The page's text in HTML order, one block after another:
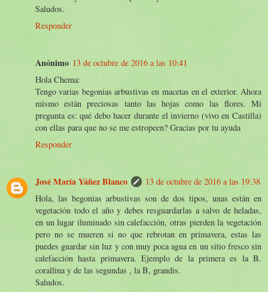
Saludos.
Responder
Anónimo 13 de octubre de 2016 a las 10:41
Hola Chema:
Tengo varias begonias arbustivas en macetas en el exterior. Ahora
mismo están preciosas tanto las hojas como las flores. Mi
pregunta es: qué debo hacer durante el invierno (vivo en Castilla)
con ellas para que no se me estropeen? Gracias por tu ayuda
Responder
José María Yáñez Blanco
13 de octubre de 2016 a las 19:38
Hola, las begonias arbustivas son de dos tipos, unas están en
vegetación todo el año y debes resguardarlas a salvo de heladas,
en un lugar iluminado sin calefacción, otras pierden la vegetación
pero no se mueren si no que rebrotan en primavera, estas las
puedes guardar sin luz y con muy poca agua en un sitio fresco sin
calefacción hasta primavera. Ejemplo de la primera es la B.
corallina y de las segundas , la B, grandis.
Saludos.